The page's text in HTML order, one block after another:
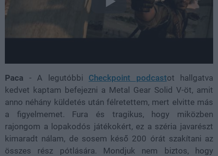
Paca - A legutóbbi Checkpoint podcastot hallgatva
kedvet kaptam befejezni a Metal Gear Solid V-öt, amit
anno néhány küldetés után félretettem, mert elvitte más
a figyelmemet. Fura és tragikus, hogy miközben
rajongom a lopakodós játékokért, ez a széria javarészt
kimaradt nálam, de sosem késő 200 órát szakítani az
összes rész pótlására. Mondjuk nem biztos, hogy